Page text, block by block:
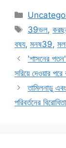
Tags
39ভল,
বষয, মনষ39,
'শাসনের
সরিয়ে দেওয়ার
তামিলনাড়ু
পরিবর্তনের